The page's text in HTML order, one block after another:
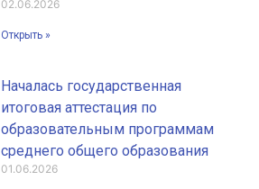
02.06.2026
Открыть »
Началась государственная
итоговая аттестация по
образовательным программам
среднего общего образования
01.06.2026